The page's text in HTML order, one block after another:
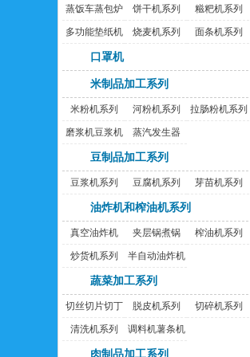
蒸饭车蒸包炉 饼干机系列 糍粑机系列
多功能垫纸机 烧麦机系列 面条机系列
口罩机
米制品加工系列
米粉机系列 河粉机系列 拉肠粉机系列
磨浆机豆浆机 蒸汽发生器
豆制品加工系列
豆浆机系列 豆腐机系列 芽苗机系列
油炸机和榨油机系列
真空油炸机 夹层锅煮锅 榨油机系列
炒货机系列 半自动油炸机
蔬菜加工系列
切丝切片切丁
机
脱皮机系列 切碎机系列
清洗机系列 调料机薯条机
肉制品加工系列